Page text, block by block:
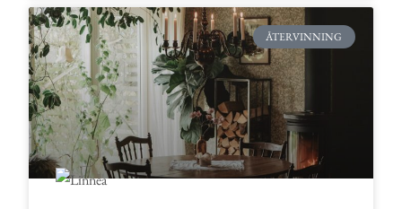
ÅTERVINNING